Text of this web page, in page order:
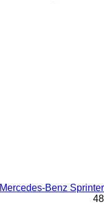
Mercedes-Benz Sprinter
48